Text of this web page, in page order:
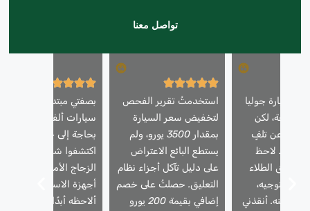
تواصل معنا
سيارة جوليا
موديل ٢٠١٨ رائعة، لكن
كشف عن تلفٍ
لاحظ
تطابق الطلاء
التوجيه،
عنه. أنقذني
استخدمتُ تقرير الفحص
لتخفيض سعر السيارة
بمقدار 3500 يورو، ولم
يستطع البائع الاعتراض
على دليل تآكل أجزاء نظام
التعليق. حصلتُ على خصم
إضافي بقيمة 200 يورو
بصفتي مبتدئًا في
سيارات ألفا روميو، كنتُ
بحاجة إلى خبراء. لقد
اكتشفوا شقًا صغيرًا في
الزجاج الأمامي وخللًا في
أجهزة الاستشعار لم
ألاحظه أبدًا. الآن أقود